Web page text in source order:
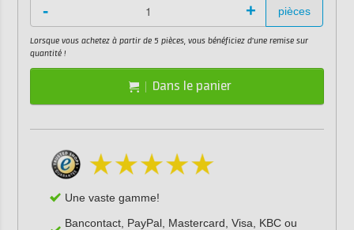
- + pièces
Lorsque vous achetez à partir de 5 pièces, vous bénéficiez d'une remise sur
quantité !
Dans le panier
Une vaste gamme!
Bancontact, PayPal, Mastercard, Visa, KBC ou